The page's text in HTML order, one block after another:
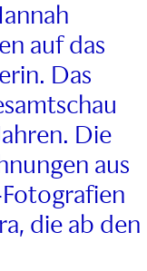
auf das
Das
Die
aus
die ab den